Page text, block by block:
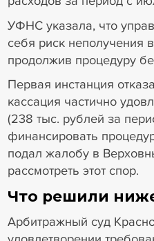
УФНС указала, что
себя риск неполучения
продолжив процедуру
Первая инстанция
кассация частично
(238 тыс. рублей за
финансировать
подал жалобу в
рассмотреть этот спор.
Что решили
Арбитражный суд